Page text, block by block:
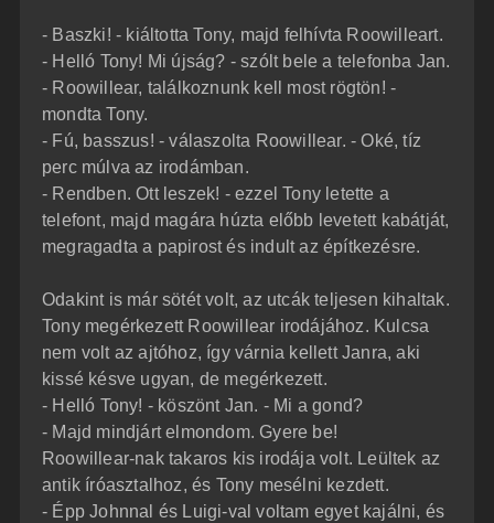
- Baszki! - kiáltotta Tony, majd felhívta Roowilleart.
- Helló Tony! Mi újság? - szólt bele a telefonba Jan.
- Roowillear, találkoznunk kell most rögtön! -
mondta Tony.
- Fú, basszus! - válaszolta Roowillear. - Oké, tíz
perc múlva az irodámban.
- Rendben. Ott leszek! - ezzel Tony letette a
telefont, majd magára húzta előbb levetett kabátját,
megragadta a papirost és indult az építkezésre.
Odakint is már sötét volt, az utcák teljesen kihaltak.
Tony megérkezett Roowillear irodájához. Kulcsa
nem volt az ajtóhoz, így várnia kellett Janra, aki
kissé késve ugyan, de megérkezett.
- Helló Tony! - köszönt Jan. - Mi a gond?
- Majd mindjárt elmondom. Gyere be!
Roowillear-nak takaros kis irodája volt. Leültek az
antik íróasztalhoz, és Tony mesélni kezdett.
- Épp Johnnal és Luigi-val voltam egyet kajálni, és